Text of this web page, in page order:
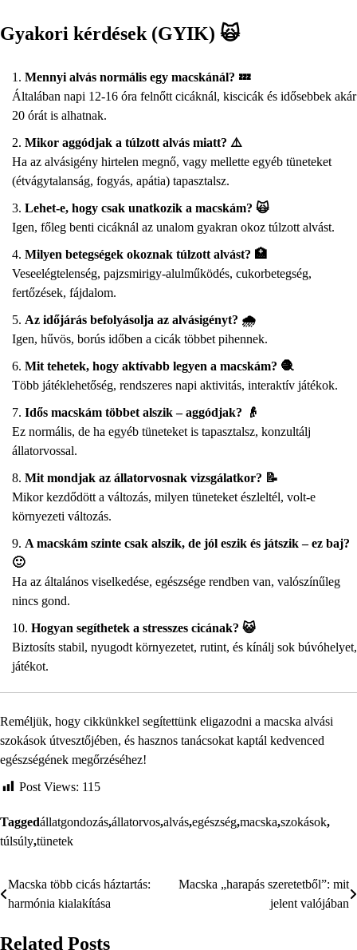
Gyakori kérdések (GYIK) 🙀
Mennyi alvás normális egy macskánál? 💤
Általában napi 12-16 óra felnőtt cicáknál, kiscicák és idősebbek akár
20 órát is alhatnak.
Mikor aggódjak a túlzott alvás miatt? ⚠️
Ha az alvásigény hirtelen megnő, vagy mellette egyéb tüneteket
(étvágytalanság, fogyás, apátia) tapasztalsz.
Lehet-e, hogy csak unatkozik a macskám? 🙀
Igen, főleg benti cicáknál az unalom gyakran okoz túlzott alvást.
Milyen betegségek okoznak túlzott alvást? 🏥
Veseelégtelenség, pajzsmirigy-alulműködés, cukorbetegség,
fertőzések, fájdalom.
Az időjárás befolyásolja az alvásigényt? 🌧️
Igen, hűvös, borús időben a cicák többet pihennek.
Mit tehetek, hogy aktívabb legyen a macskám? 🧶
Több játéklehetőség, rendszeres napi aktivitás, interaktív játékok.
Idős macskám többet alszik – aggódjak? 👴
Ez normális, de ha egyéb tüneteket is tapasztalsz, konzultálj
állatorvossal.
Mit mondjak az állatorvosnak vizsgálatkor? 📝
Mikor kezdődött a változás, milyen tüneteket észleltél, volt-e
környezeti változás.
A macskám szinte csak alszik, de jól eszik és játszik – ez baj?
🙂
Ha az általános viselkedése, egészsége rendben van, valószínűleg
nincs gond.
Hogyan segíthetek a stresszes cicának? 😺
Biztosíts stabil, nyugodt környezetet, rutint, és kínálj sok búvóhelyet,
játékot.
Reméljük, hogy cikkünkkel segítettünk eligazodni a macska alvási
szokások útvesztőjében, és hasznos tanácsokat kaptál kedvenced
egészségének megőrzéséhez!
Post Views: 115
Taggedállatgondozás,állatorvos,alvás,egészség,macska,szokások,
túlsúly,tünetek
Bejegyzés
Macska több cicás háztartás:
harmónia kialakítása
Macska „harapás szeretetből”: mit
jelent valójában
Related Posts